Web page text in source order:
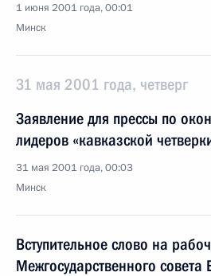
1 июня 2001 года, 00:01
Минск
31 мая 2001 года, четверг
Заявление для прессы по
лидеров «кавказской
31 мая 2001 года, 00:03
Минск
Вступительное слово на
Межгосударственного совета